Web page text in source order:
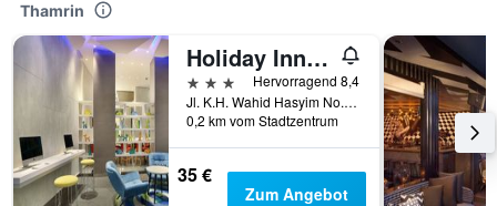
Thamrin
Holiday Inn Express Jakarta Wahid Hasyim By IHG
3 Sterne
Hervorragend 8,4
Jl. K.H. Wahid Hasyim No.123, Jakarta, Indonesien
0,2 km vom Stadtzentrum
35 €
Zum Angebot